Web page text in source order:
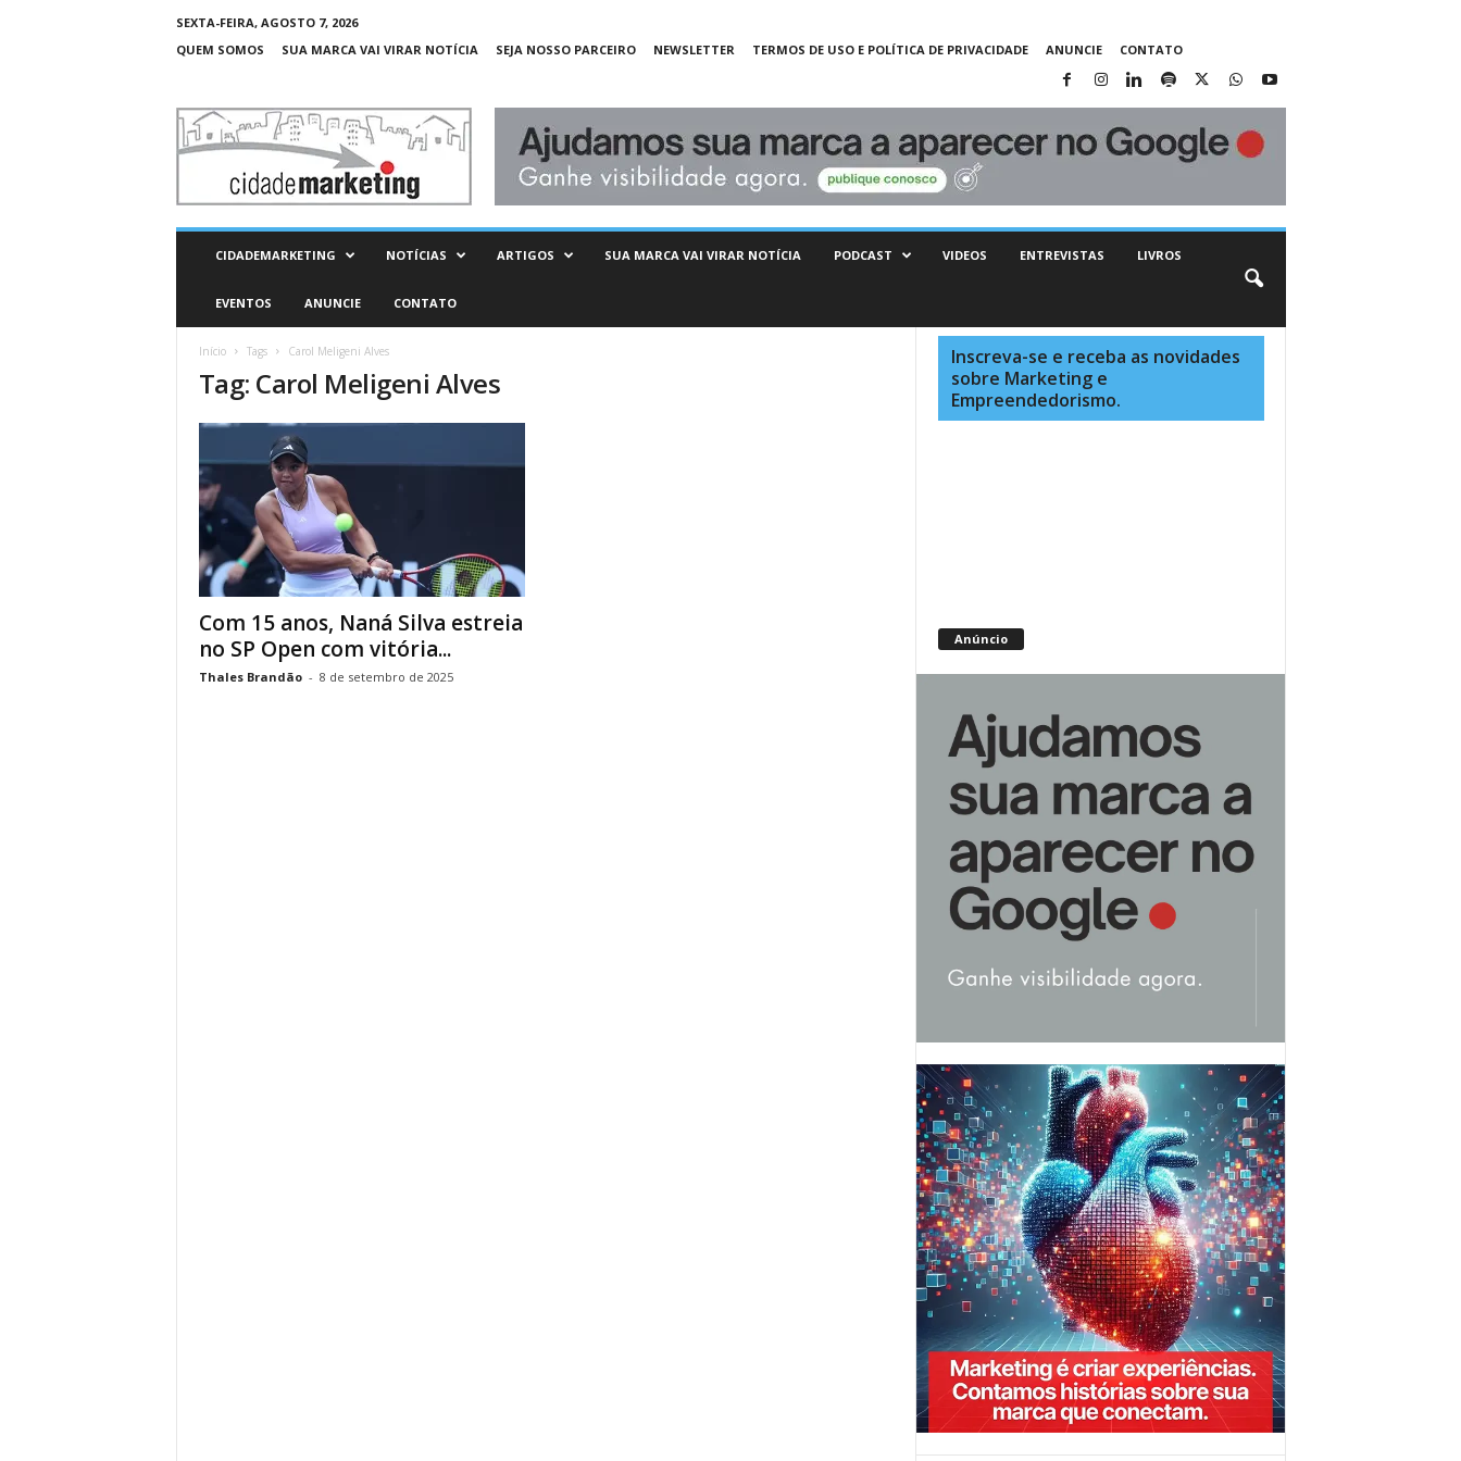
SEXTA-FEIRA, AGOSTO 7, 2026
QUEM SOMOS
SUA MARCA VAI VIRAR NOTÍCIA SEJA NOSSO PARCEIRO NEWSLETTER TERMOS DE USO E POLÍTICA DE PRIVACIDADE ANUNCIE CONTATO
C
d
CIDADEMARKETING NOTÍCIAS ARTIGOS SUA MARCA VAI VIRAR NOTÍCIA PODCAST VIDEOS ENTREVISTAS LIVROS
EVENTOS ANUNCIE CONTATO
Início Tags Carol Meligeni Alves
Tag: Carol Meligeni Alves
Com 15 anos, Naná Silva estreia
no SP Open com vitória...
Thales Brandão - 8 de setembro de 2025
Inscreva-se e receba as novidades
sobre Marketing e
Empreendedorismo.
Anúncio